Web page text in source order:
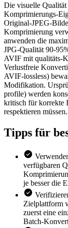
Die visuelle
Komprimierungs-
Original-JPEG-
Komprimierung
anwenden die
JPG-Qualität 90-
AVIF mit qualitäts-
Verlustfreie
AVIF-lossless)
Modifikation.
profile) werden
kritisch für korrekte
respektieren müssen.
Tipps für
verfügbaren
je besser die
Zielplattform
zuerst eine
Batch-